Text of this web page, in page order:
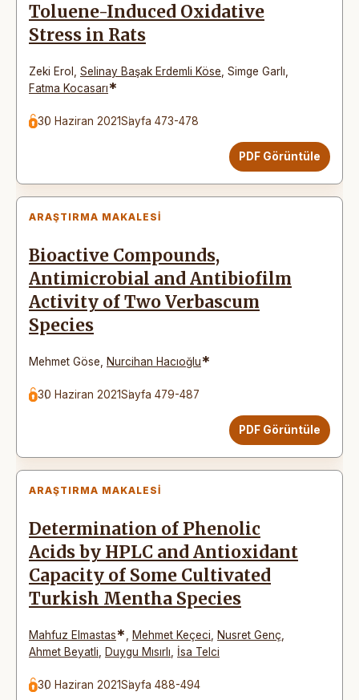
Toluene-Induced Oxidative
Stress in Rats
Zeki Erol Selinay Başak Erdemli Köse Simge Garlı
Fatma Kocasarı*
30 Haziran 2021Sayfa 473-478
PDF Görüntüle
ARAŞTIRMA MAKALESI
Bioactive Compounds,
Antimicrobial and Antibiofilm
Activity of Two Verbascum
Species
Mehmet Göse Nurcihan Hacıoğlu*
30 Haziran 2021Sayfa 479-487
PDF Görüntüle
ARAŞTIRMA MAKALESI
Determination of Phenolic
Acids by HPLC and Antioxidant
Capacity of Some Cultivated
Turkish Mentha Species
Mahfuz Elmastas* Mehmet Keçeci Nusret Genç
Ahmet Beyatli
Duygu Mısırlı İsa Telci
30 Haziran 2021Sayfa 488-494